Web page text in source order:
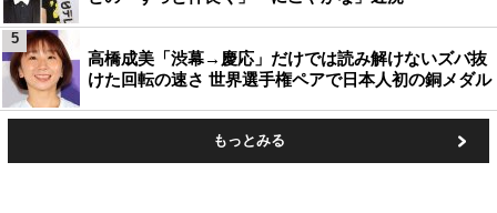
高橋成美「渋幕→慶応」だけでは読み解けないズバ抜
けた回転の速さ 世界選手権ペアで日本人初の銅メダル
5
もっとみる